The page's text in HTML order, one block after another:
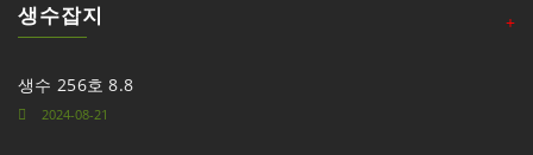
생수잡지 +
생수 256호 8.8
2024-08-21